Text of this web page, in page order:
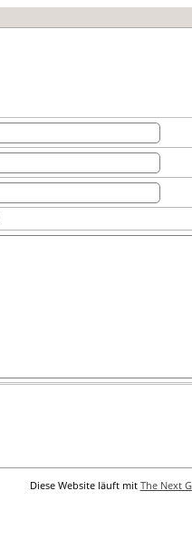
Diese Website läuft mit The Next